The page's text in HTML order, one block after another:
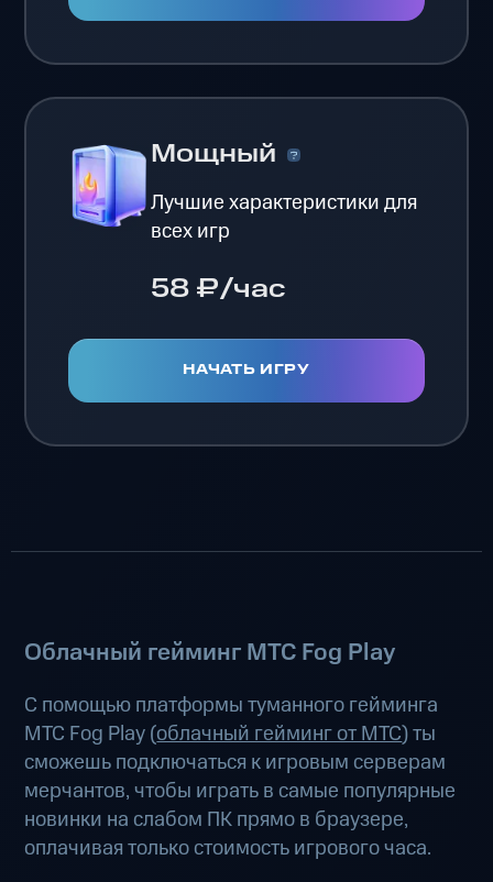
Мощный
Лучшие характеристики для
всех игр
58 ₽/час
НАЧАТЬ ИГРУ
Облачный гейминг МТС Fog Play
С помощью платформы туманного гейминга
МТС Fog Play (облачный гейминг от МТС) ты
сможешь подключаться к игровым серверам
мерчантов, чтобы играть в самые популярные
новинки на слабом ПК прямо в браузере,
оплачивая только стоимость игрового часа.